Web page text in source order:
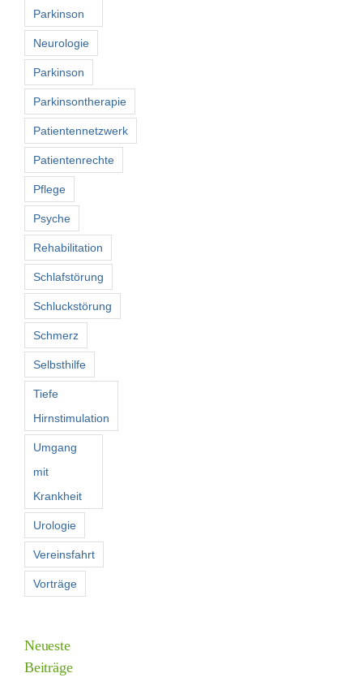
Parkinson
Neurologie
Parkinson
Parkinsontherapie
Patientennetzwerk
Patientenrechte
Pflege
Psyche
Rehabilitation
Schlafstörung
Schluckstörung
Schmerz
Selbsthilfe
Tiefe
Hirnstimulation
Umgang
mit
Krankheit
Urologie
Vereinsfahrt
Vorträge
Neueste
Beiträge